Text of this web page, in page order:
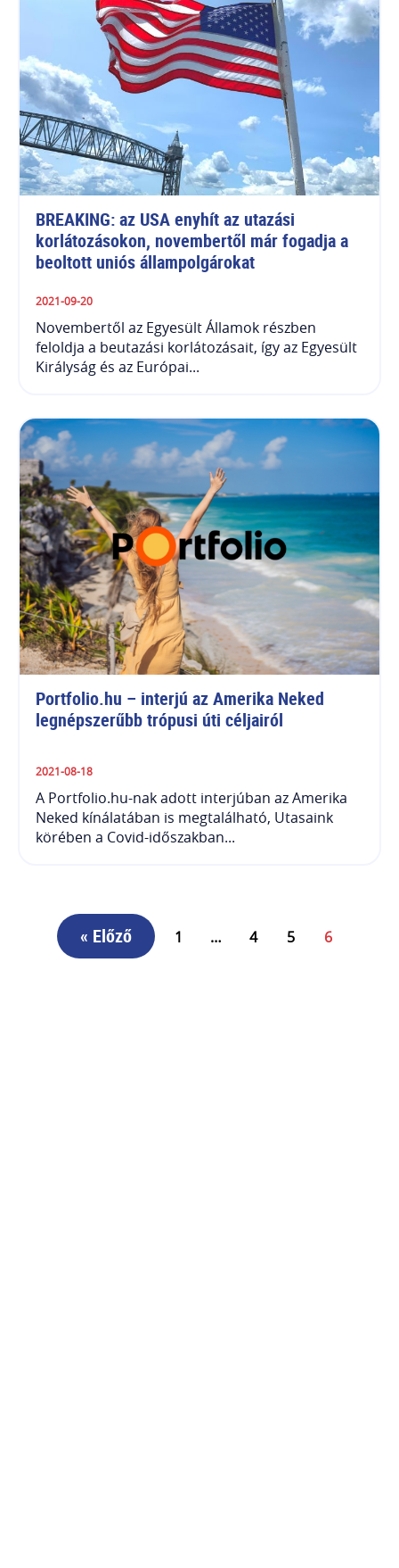
BREAKING: az USA enyhít az utazási
korlátozásokon, novembertől már fogadja a
beoltott uniós állampolgárokat
2021-09-20
Novembertől az Egyesült Államok részben
feloldja a beutazási korlátozásait, így az Egyesült
Királyság és az Európai...
Portfolio.hu – interjú az Amerika Neked
legnépszerűbb trópusi úti céljairól
2021-08-18
A Portfolio.hu-nak adott interjúban az Amerika
Neked kínálatában is megtalálható, Utasaink
körében a Covid-időszakban...
« Előző 1 … 4 5 6